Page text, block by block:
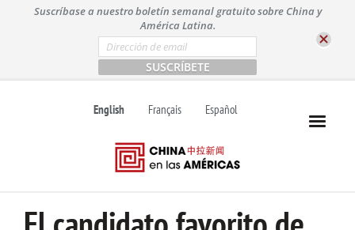
t
Suscríbase a nuestro boletín semanal gratuito sobre China y
América Latina.
E
m
a
i
*
English Français Español